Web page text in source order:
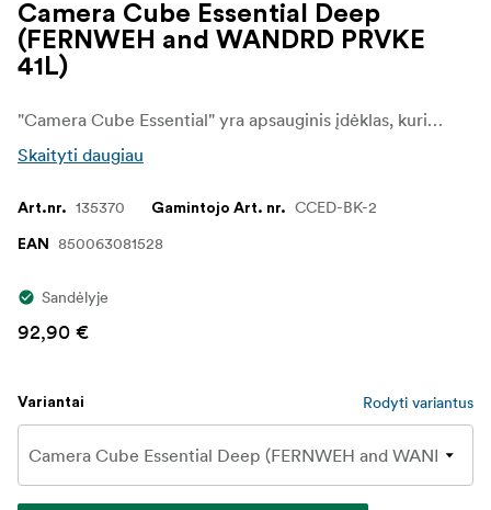
Camera Cube Essential Deep
(FERNWEH and WANDRD PRVKE
41L)
"Camera Cube Essential" yra apsauginis įdėklas, kuris suderinamas WANDRD kuprines ir kitus krepšius paverčia specialiomis fotoaparatų sistemomis su pritaikomu organizavimu.
Skaityti daugiau
Art.nr. 135370 Gamintojo Art. nr. CCED-BK-2
EAN 850063081528
Sandėlyje
92,90 €
Variantai Rodyti variantus